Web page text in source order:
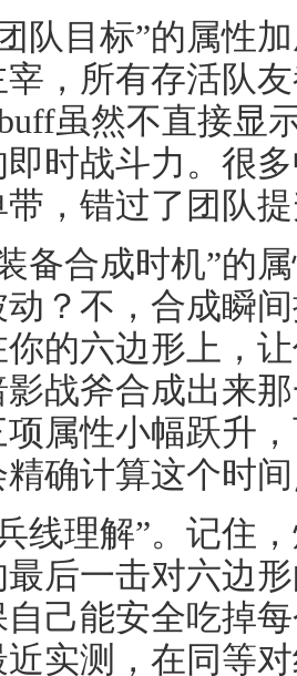
队目标”的属性
，所有存活队
虽然不直接显
时战斗力。很
带，错过了团队
备合成时机”的
动？不，合成瞬
的六边形上，
战斧合成出来
属性小幅跃升
确计算这个时
线理解”。记住
后一击对六边
己能安全吃掉
实测，在同等